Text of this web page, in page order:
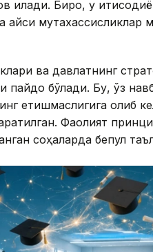
қилади. Бироқ, у
мутахассисликлар
ва давлатнинг
пайдо бўлади. Бу, ўз
етишмаслигига олиб
Фаолият
соҳаларда бепул